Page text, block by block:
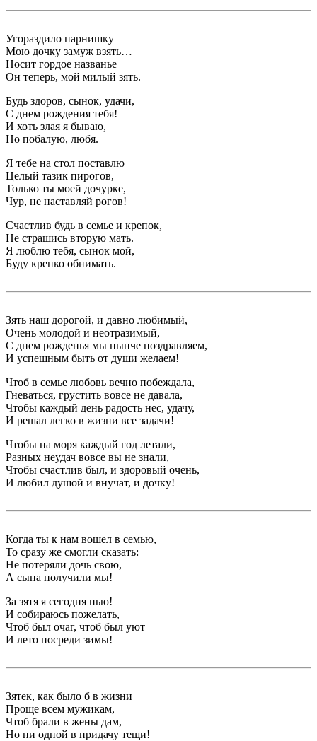
Угораздило парнишку
Мою дочку замуж взять…
Носит гордое названье
Он теперь, мой милый зять.
Будь здоров, сынок, удачи,
С днем рождения тебя!
И хоть злая я бываю,
Но побалую, любя.
Я тебе на стол поставлю
Целый тазик пирогов,
Только ты моей дочурке,
Чур, не наставляй рогов!
Счастлив будь в семье и крепок,
Не страшись вторую мать.
Я люблю тебя, сынок мой,
Буду крепко обнимать.
Зять наш дорогой, и давно любимый,
Очень молодой и неотразимый,
С днем рожденья мы нынче поздравляем,
И успешным быть от души желаем!
Чтоб в семье любовь вечно побеждала,
Гневаться, грустить вовсе не давала,
Чтобы каждый день радость нес, удачу,
И решал легко в жизни все задачи!
Чтобы на моря каждый год летали,
Разных неудач вовсе вы не знали,
Чтобы счастлив был, и здоровый очень,
И любил душой и внучат, и дочку!
Когда ты к нам вошел в семью,
То сразу же смогли сказать:
Не потеряли дочь свою,
А сына получили мы!
За зятя я сегодня пью!
И собираюсь пожелать,
Чтоб был очаг, чтоб был уют
И лето посреди зимы!
Зятек, как было б в жизни
Проще всем мужикам,
Чтоб брали в жены дам,
Но ни одной в придачу тещи!